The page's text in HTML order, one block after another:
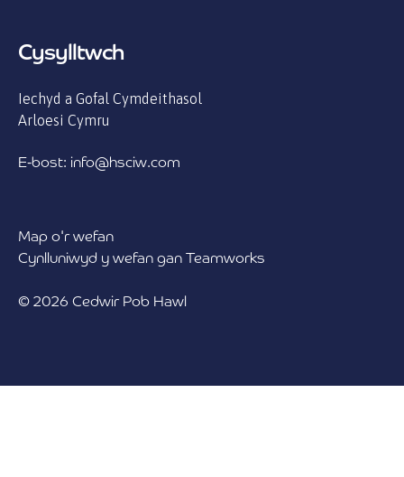
Cysylltwch
Iechyd a Gofal Cymdeithasol
Arloesi Cymru
E-bost: info@hsciw.com
Map o'r wefan
Cynlluniwyd y wefan gan Teamworks
© 2026 Cedwir Pob Hawl